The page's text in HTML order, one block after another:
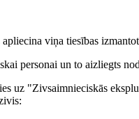
viņa tiesības
personai un to aizliegts
uz "Zivsaimnieciskās